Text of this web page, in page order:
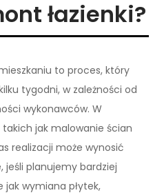
łazienki?
to proces, który
tygodni, w zależności od
wykonawców. W
jak malowanie ścian
realizacji może wynosić
jeśli planujemy bardziej
jak wymiana płytek,